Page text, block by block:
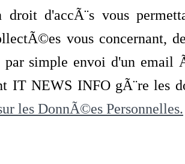
droit d'accÃ¨s vous
vous concernant,
par simple envoi d'un
IT NEWS INFO gÃ¨re les
les DonnÃ©es Personnelles.